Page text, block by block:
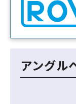
アングル